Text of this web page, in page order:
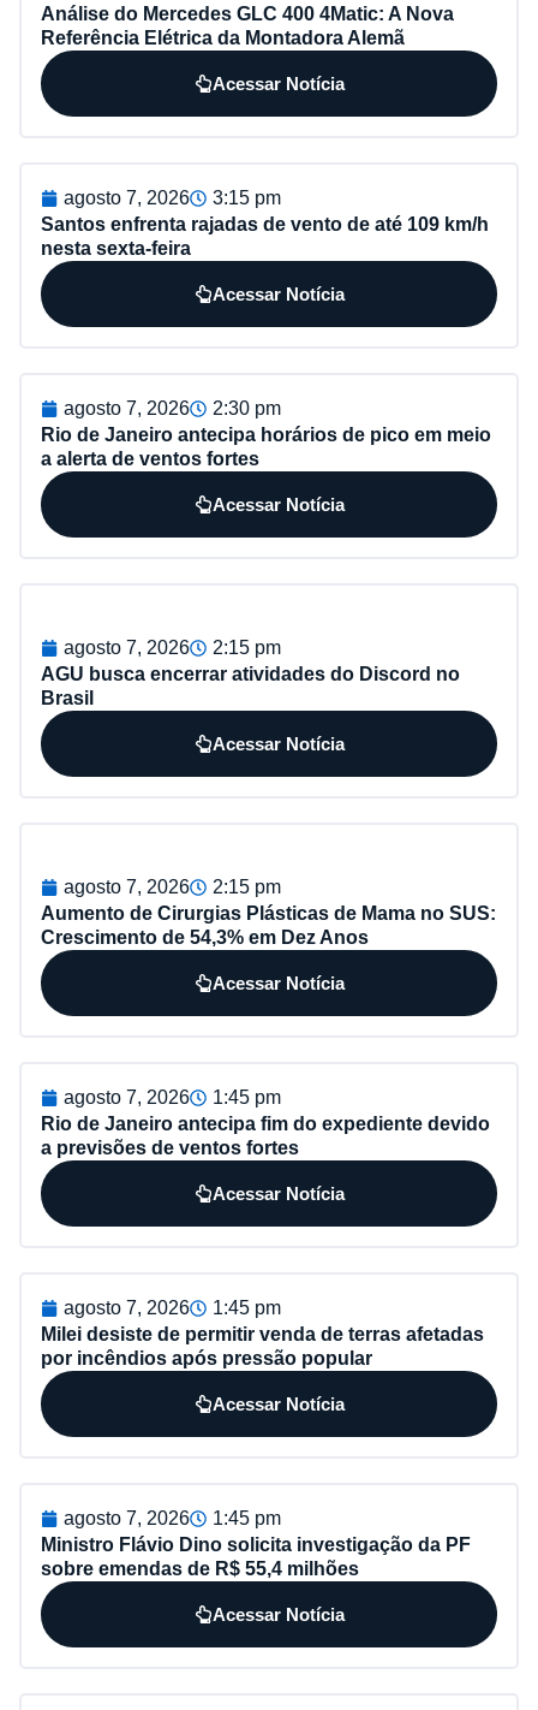
Análise do Mercedes GLC 400 4Matic: A Nova
Referência Elétrica da Montadora Alemã
Acessar Notícia
agosto 7, 2026
3:15 pm
Santos enfrenta rajadas de vento de até 109 km/h
nesta sexta-feira
Acessar Notícia
agosto 7, 2026
2:30 pm
Rio de Janeiro antecipa horários de pico em meio
a alerta de ventos fortes
Acessar Notícia
agosto 7, 2026
2:15 pm
AGU busca encerrar atividades do Discord no
Brasil
Acessar Notícia
agosto 7, 2026
2:15 pm
Aumento de Cirurgias Plásticas de Mama no SUS:
Crescimento de 54,3% em Dez Anos
Acessar Notícia
agosto 7, 2026
1:45 pm
Rio de Janeiro antecipa fim do expediente devido
a previsões de ventos fortes
Acessar Notícia
agosto 7, 2026
1:45 pm
Milei desiste de permitir venda de terras afetadas
por incêndios após pressão popular
Acessar Notícia
agosto 7, 2026
1:45 pm
Ministro Flávio Dino solicita investigação da PF
sobre emendas de R$ 55,4 milhões
Acessar Notícia